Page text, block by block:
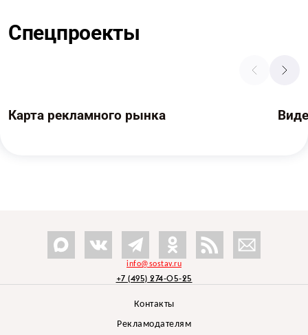
Спецпроекты
Карта рекламного рынка
info@sostav.ru
+7 (495) 274-05-25
Контакты
Рекламодателям